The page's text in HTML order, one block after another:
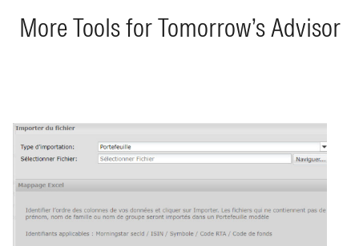
More Tools for Tomorrow’s Advisor